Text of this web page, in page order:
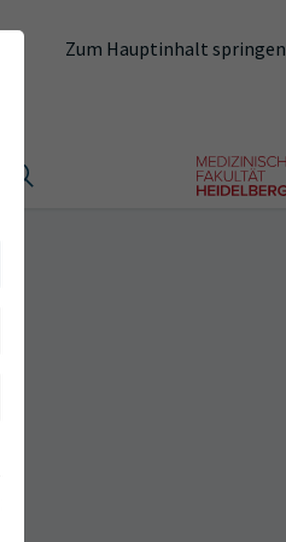
Zum Hauptinhalt springen